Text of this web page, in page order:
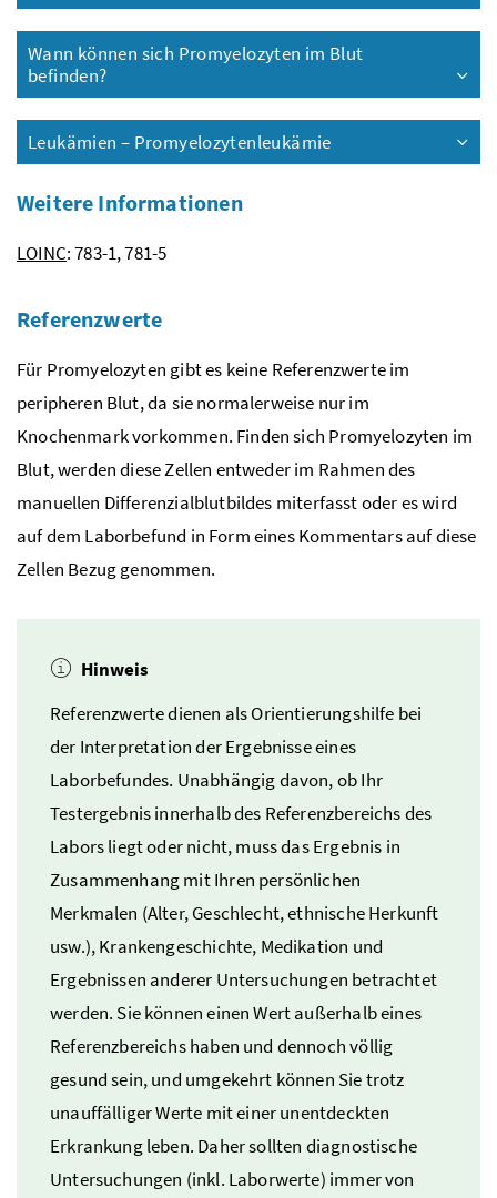
Wann können sich Promyelozyten im Blut
befinden?
Leukämien – Promyelozytenleukämie
Weitere Informationen
LOINC: 783-1, 781-5
Referenzwerte
Für Promyelozyten gibt es keine Referenzwerte im
peripheren Blut, da sie normalerweise nur im
Knochenmark vorkommen. Finden sich Promyelozyten im
Blut, werden diese Zellen entweder im Rahmen des
manuellen Differenzialblutbildes miterfasst oder es wird
auf dem Laborbefund in Form eines Kommentars auf diese
Zellen Bezug genommen.
Hinweis
Referenzwerte dienen als Orientierungshilfe bei
der Interpretation der Ergebnisse eines
Laborbefundes. Unabhängig davon, ob Ihr
Testergebnis innerhalb des Referenzbereichs des
Labors liegt oder nicht, muss das Ergebnis in
Zusammenhang mit Ihren persönlichen
Merkmalen (Alter, Geschlecht, ethnische Herkunft
usw.), Krankengeschichte, Medikation und
Ergebnissen anderer Untersuchungen betrachtet
werden. Sie können einen Wert außerhalb eines
Referenzbereichs haben und dennoch völlig
gesund sein, und umgekehrt können Sie trotz
unauffälliger Werte mit einer unentdeckten
Erkrankung leben. Daher sollten diagnostische
Untersuchungen (inkl. Laborwerte) immer von